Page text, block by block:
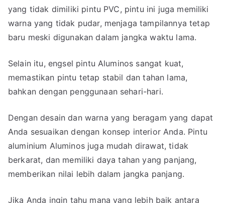
yang tidak dimiliki pintu PVC, pintu ini juga memiliki
warna yang tidak pudar, menjaga tampilannya tetap
baru meski digunakan dalam jangka waktu lama.
Selain itu, engsel pintu Aluminos sangat kuat,
memastikan pintu tetap stabil dan tahan lama,
bahkan dengan penggunaan sehari-hari.
Dengan desain dan warna yang beragam yang dapat
Anda sesuaikan dengan konsep interior Anda. Pintu
aluminium Aluminos juga mudah dirawat, tidak
berkarat, dan memiliki daya tahan yang panjang,
memberikan nilai lebih dalam jangka panjang.
Jika Anda ingin tahu mana yang lebih baik antara